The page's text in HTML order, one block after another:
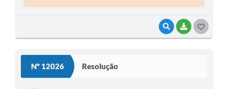
VISUALIZAR
BAIXAR
Nº 12026 Resolução